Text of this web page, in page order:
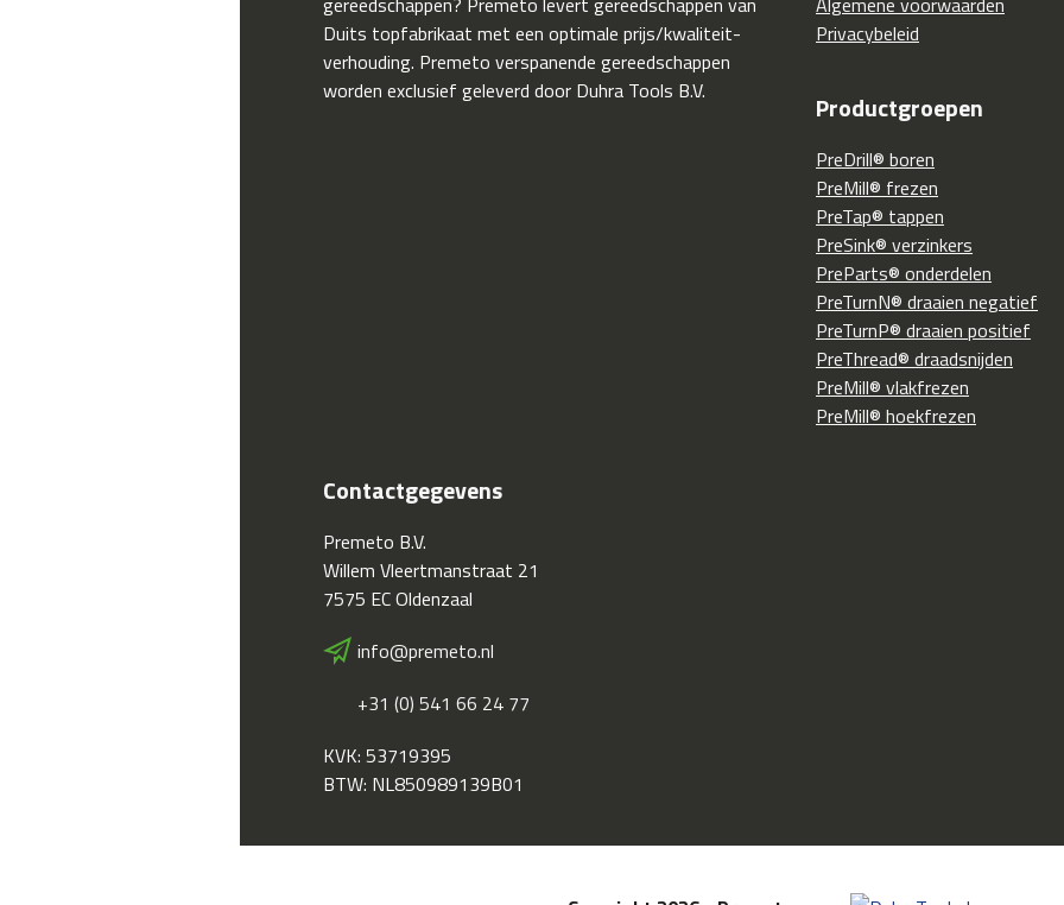
Duits topfabrikaat met een optimale prijs/kwaliteit-
verhouding. Premeto verspanende gereedschappen
worden exclusief geleverd door Duhra Tools B.V.
Privacybeleid
Productgroepen
PreDrill® boren
PreMill® frezen
PreTap® tappen
PreSink® verzinkers
PreParts® onderdelen
PreTurnN® draaien negatief
PreTurnP® draaien positief
PreThread® draadsnijden
PreMill® vlakfrezen
PreMill® hoekfrezen
Contactgegevens
Premeto B.V.
Willem Vleertmanstraat 21
7575 EC Oldenzaal
info@premeto.nl
+31 (0) 541 66 24 77
KVK: 53719395
BTW: NL850989139B01